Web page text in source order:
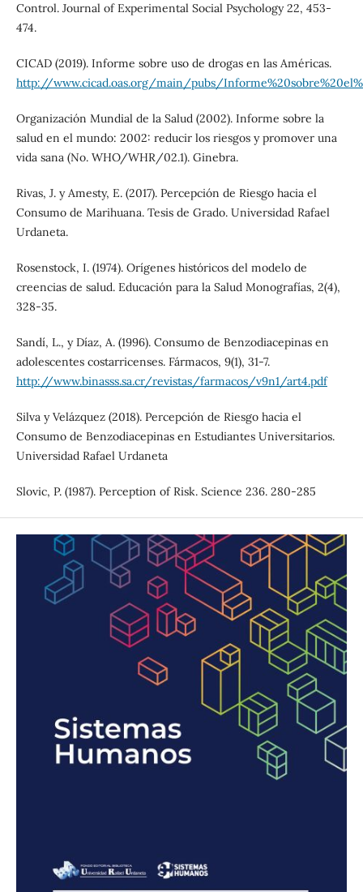
Control. Journal of Experimental Social Psychology 22, 453-
474.
CICAD (2019). Informe sobre uso de drogas en las Américas.
http://www.cicad.oas.org/main/pubs/
Organización Mundial de la Salud (2002). Informe sobre la
salud en el mundo: 2002: reducir los riesgos y promover una
vida sana (No. WHO/WHR/02.1). Ginebra.
Rivas, J. y Amesty, E. (2017). Percepción de Riesgo hacia el
Consumo de Marihuana. Tesis de Grado. Universidad Rafael
Urdaneta.
Rosenstock, I. (1974). Orígenes históricos del modelo de
creencias de salud. Educación para la Salud Monografías, 2(4),
328-35.
Sandí, L., y Díaz, A. (1996). Consumo de Benzodiacepinas en
adolescentes costarricenses. Fármacos, 9(1), 31-7.
http://www.binasss.sa.cr/revistas/farmacos/v9n1/art4.pdf
Silva y Velázquez (2018). Percepción de Riesgo hacia el
Consumo de Benzodiacepinas en Estudiantes Universitarios.
Universidad Rafael Urdaneta
Slovic, P. (1987). Perception of Risk. Science 236. 280-285